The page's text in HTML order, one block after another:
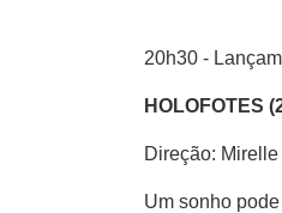
20h30 -
HOLOFOTES
Direção:
Um sonho